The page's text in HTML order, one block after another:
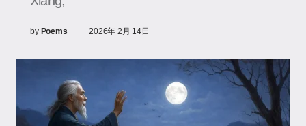
by Poems 2026年 2月 14日